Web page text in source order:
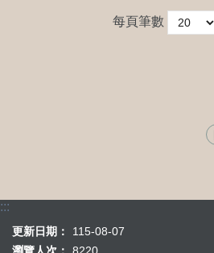
每頁筆數
:::
更新日期：
115-08-07
瀏覽人次：
8220